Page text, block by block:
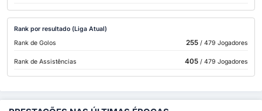
Rank por resultado (Liga Atual)
Rank de Golos
255/ 479 Jogadores
Rank de Assistências 405/ 479 Jogadores